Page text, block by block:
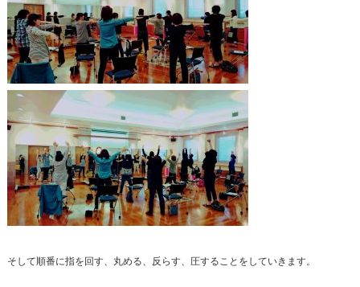
そして順番に指を回す、丸める、反らす、圧することをしていきます。